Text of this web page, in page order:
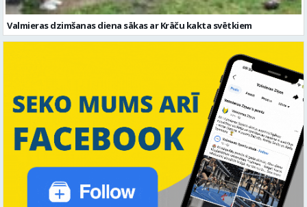
Valmieras dzimšanas diena sākas ar Krāču kakta svētkiem